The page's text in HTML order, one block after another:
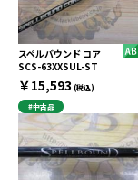
スペルバウンド コア
SCS-63XXSUL-ST
￥15,593 (税込)
#中古品